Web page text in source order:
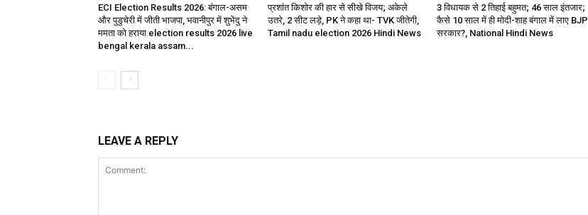
ECI Election Results 2026: बंगाल-असम
और पुडुचेरी में जीती भाजपा, भवानीपुर में शुभेंदु ने
ममता को हराया election results 2026 live
bengal kerala assam...
प्रशांत किशोर की हार से सीखे विजय; अकेले
उतरे, 2 सीट लड़े, PK ने कहा था- TVK जीतेगी,
Tamil nadu election 2026 Hindi News
3 विधायक से 2 तिहाई बहुमत; 46 साल इंतजार;
कैसे 10 साल में ही मोदी-शाह बंगाल में लाए BJP
सरकार?, National Hindi News
LEAVE A REPLY